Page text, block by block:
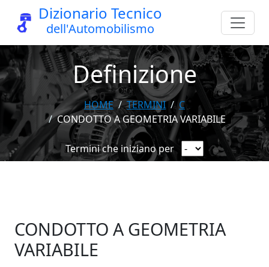
Dizionario Tecnico
dell'Automobilismo
Definizione
HOME TERMINI
C
CONDOTTO A GEOMETRIA VARIABILE
Termini che iniziano per
CONDOTTO A GEOMETRIA
VARIABILE